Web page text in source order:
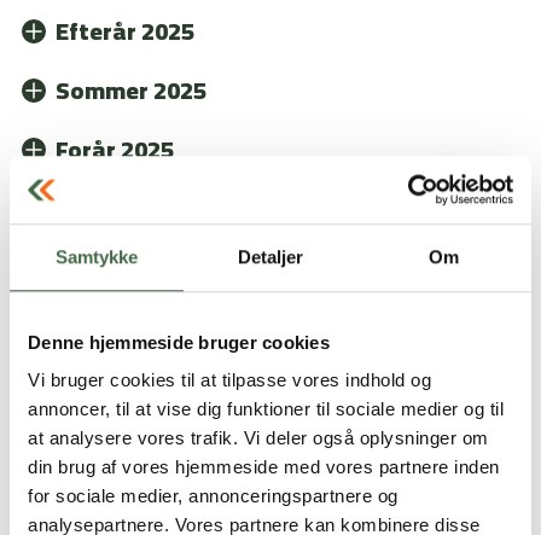
Samtykke Detaljer Om
Denne hjemmeside bruger cookies
Vi bruger cookies til at tilpasse vores indhold og
annoncer, til at vise dig funktioner til sociale medier og til
at analysere vores trafik. Vi deler også oplysninger om
din brug af vores hjemmeside med vores partnere inden
for sociale medier, annonceringspartnere og
analysepartnere. Vores partnere kan kombinere disse
Forsvaret er en stor del af Vardes selvforståelse -
men hvordan påvirker det egentlig by og
lokalsamfund, når de fleste arbejder i uniform?
Og hvad skal du gøre, hvis en fejl lige pludselig
bliver til en straffesag? Læs om Klaus, der har
prøvet det - og hvordan HKKF hjalp ham.
Mød ”Rasmus”, der har trænet ukrainske
soldater på Interflex, veteranen ”Preben” som
har PTSD og et opslidende sagsforløb omkring
at få det godkendt som en arbejdsskade, og mød
David som har skiftet karrierevej i Forsvaret og
Efterår 2025
Mød en ildsjæl, der har pustet liv i en faglig klub,
og en veteran, der har fundet hjem gennem
Veteran Match i dette nummer af Fagligt Forsvar.
Sommer 2025
Bliv set, hørt, forstået og hjulpet i din videre
Forår 2025
Efterår 2024
Sommer 2024
Forår 2024
Vinter 2023
Efterår 2023